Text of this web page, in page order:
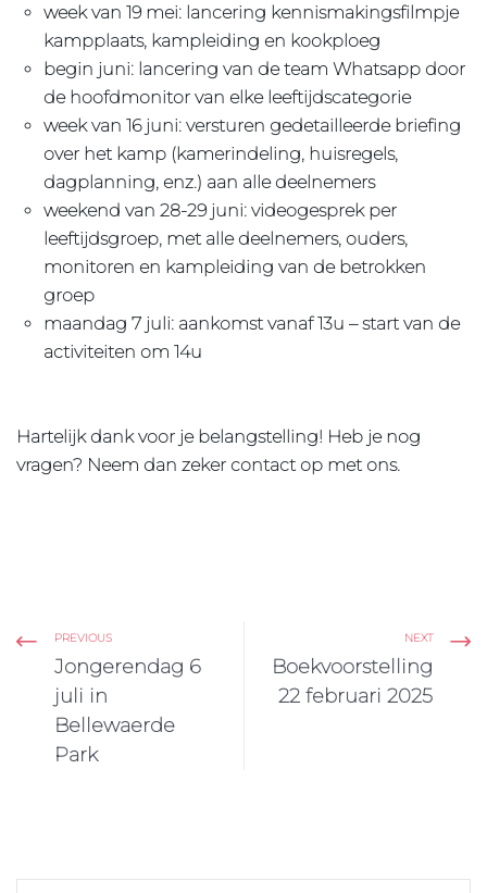
week van 19 mei: lancering kennismakingsfilmpje
kampplaats, kampleiding en kookploeg
begin juni: lancering van de team Whatsapp door
de hoofdmonitor van elke leeftijdscategorie
week van 16 juni: versturen gedetailleerde briefing
over het kamp (kamerindeling, huisregels,
dagplanning, enz.) aan alle deelnemers
weekend van 28-29 juni: videogesprek per
leeftijdsgroep, met alle deelnemers, ouders,
monitoren en kampleiding van de betrokken
groep
maandag 7 juli: aankomst vanaf 13u – start van de
activiteiten om 14u
Hartelijk dank voor je belangstelling! Heb je nog
vragen? Neem dan zeker contact op met ons.
PREVIOUS
Jongerendag 6
juli in
Bellewaerde
Park
NEXT
Boekvoorstelling
22 februari 2025